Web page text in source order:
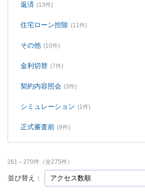
返済 (13件)
住宅ローン控除 (11件)
その他 (10件)
金利切替 (7件)
契約内容照会 (3件)
シミュレーション (1件)
正式審査前 (9件)
並び替え：
261 ～270件（全275件）